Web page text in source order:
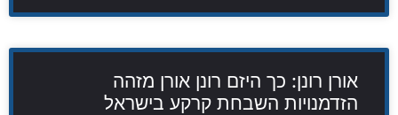
אורן רונן: כך היזם רונן אורן מזהה
הזדמנויות השבחת קרקע בישראל